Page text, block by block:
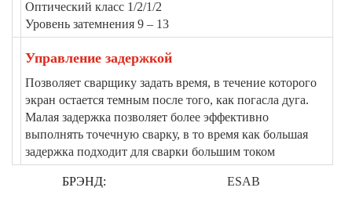
Оптический класс 1/2/1/2
Уровень затемнения 9 – 13
Управление задержкой
Позволяет сварщику задать время, в течение которого
экран остается темным после того, как погасла дуга.
Малая задержка позволяет более эффективно
выполнять точечную сварку, в то время как большая
задержка подходит для сварки большим током
БРЭНД: ESAB